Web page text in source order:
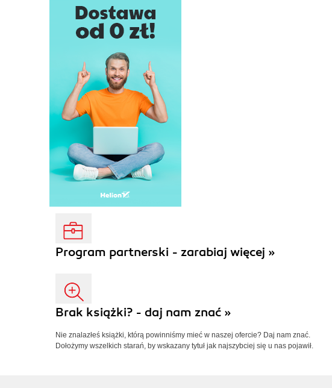
Program partnerski - zarabiaj więcej »
Brak książki? - daj nam znać »
Nie znalazłeś książki, którą powinniśmy mieć w naszej ofercie? Daj nam znać.
Dołożymy wszelkich starań, by wskazany tytuł jak najszybciej się u nas pojawił.